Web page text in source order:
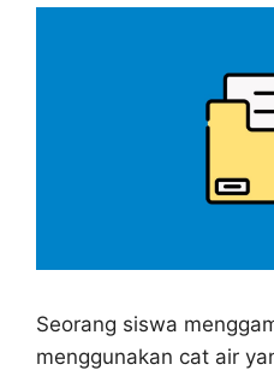
Seorang siswa
menggunakan cat air